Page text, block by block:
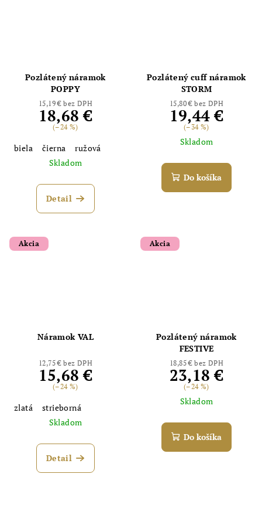
Pozlátený náramok
POPPY
15,19 € bez DPH
18,68 €
(–24 %)
biela čierna
ružová
Skladom
Detail
Pozlátený cuff náramok
STORM
15,80 € bez DPH
19,44 €
(–34 %)
Skladom
Do košíka
Akcia
Náramok VAL
12,75 € bez DPH
15,68 €
(–24 %)
zlatá
strieborná
Skladom
Detail
Akcia
Pozlátený náramok
FESTIVE
18,85 € bez DPH
23,18 €
(–24 %)
Skladom
Do košíka